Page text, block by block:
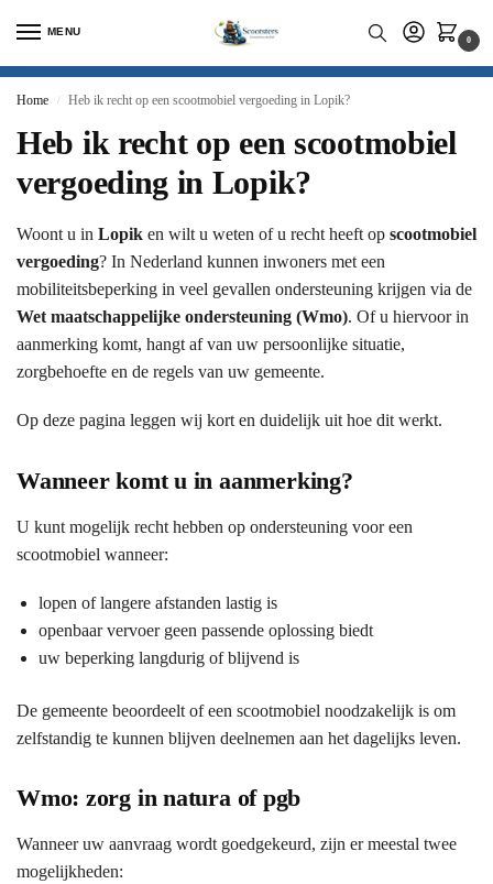
MENU
0
Home / Heb ik recht op een scootmobiel vergoeding in Lopik?
Heb ik recht op een scootmobiel
vergoeding in Lopik?
Woont u in Lopik en wilt u weten of u recht heeft op scootmobiel
vergoeding? In Nederland kunnen inwoners met een
mobiliteitsbeperking in veel gevallen ondersteuning krijgen via de
Wet maatschappelijke ondersteuning (Wmo). Of u hiervoor in
aanmerking komt, hangt af van uw persoonlijke situatie,
zorgbehoefte en de regels van uw gemeente.
Op deze pagina leggen wij kort en duidelijk uit hoe dit werkt.
Wanneer komt u in aanmerking?
U kunt mogelijk recht hebben op ondersteuning voor een
scootmobiel wanneer:
lopen of langere afstanden lastig is
openbaar vervoer geen passende oplossing biedt
uw beperking langdurig of blijvend is
De gemeente beoordeelt of een scootmobiel noodzakelijk is om
zelfstandig te kunnen blijven deelnemen aan het dagelijks leven.
Wmo: zorg in natura of pgb
Wanneer uw aanvraag wordt goedgekeurd, zijn er meestal twee
mogelijkheden: